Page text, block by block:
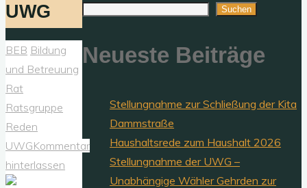
UWG
BEB Bildung
und Betreuung
Rat
Ratsgruppe
Reden
UWGKommentar
hinterlassen
Suchen
Neueste Beiträge
Stellungnahme zur Schließung der Kita
Dammstraße
Haushaltsrede zum Haushalt 2026
Stellungnahme der UWG –
Unabhängige Wähler Gehrden zur